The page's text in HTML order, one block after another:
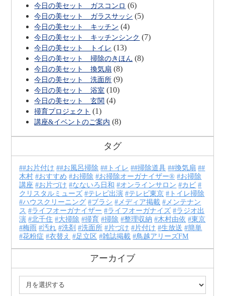
今日の美セット ガスコンロ (6)
今日の美セット ガラスサッシ (5)
今日の美セット キッチン (4)
今日の美セット キッチンシンク (7)
今日の美セット トイレ (13)
今日の美セット 掃除のきほん (8)
今日の美セット 換気扇 (8)
今日の美セット 洗面所 (9)
今日の美セット 浴室 (10)
今日の美セット 玄関 (4)
掃育プロジェクト (1)
講座&イベントのご案内 (8)
タグ
#お片付け #お風呂掃除 #トイレ #掃除道具 #換気扇
#
木村
おすすめ お掃除 お掃除オーガナイザー®
お掃除
講座
お片づけ なないろ日和 オンラインサロン
カビ
クリスタルミューズ
テレビ出演 テレビ東京
トイレ掃除
ハウスクリーニング
ブラシ メディア掲載
メンテナン
ス
ライフオーガナイザー ライフオーガナイズ
ラジオ出
演
北千住 大掃除 掃育 掃除 整理収納 木村由依
東京
梅雨
汚れ 洗剤 洗面所 片づけ 片付け 生放送
簡単
花粉症
衣替え 足立区 雑誌掲載 鳥越アリーズFM
アーカイブ